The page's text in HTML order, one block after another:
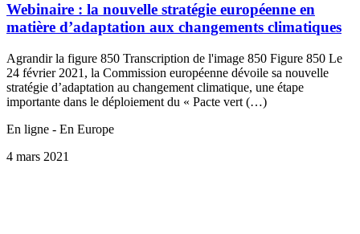
Webinaire : la nouvelle stratégie européenne en
matière d’adaptation aux changements climatiques
Agrandir la figure 850 Transcription de l'image 850 Figure 850 Le
24 février 2021, la Commission européenne dévoile sa nouvelle
stratégie d’adaptation au changement climatique, une étape
importante dans le déploiement du « Pacte vert (…)
En ligne - En Europe
4 mars 2021